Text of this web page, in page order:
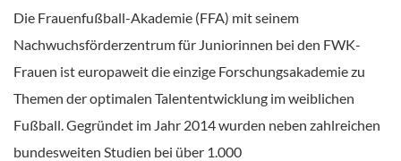
Die Frauenfußball-Akademie (FFA) mit seinem
Nachwuchsförderzentrum für Juniorinnen bei den FWK-
Frauen ist europaweit die einzige Forschungsakademie zu
Themen der optimalen Talententwicklung im weiblichen
Fußball. Gegründet im Jahr 2014 wurden neben zahlreichen
bundesweiten Studien bei über 1.000